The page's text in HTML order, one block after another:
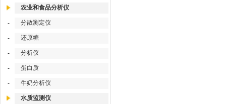
农业和食品分析仪
- 分散测定仪
- 还原糖
- 分析仪
- 蛋白质
- 牛奶分析仪
水质监测仪